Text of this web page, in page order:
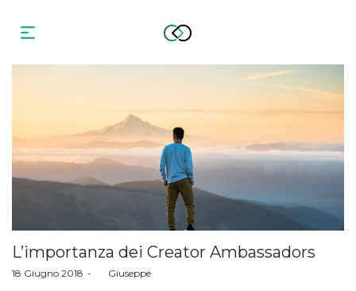
L’importanza dei Creator Ambassadors
Posted
18 Giugno 2018 Giuseppe